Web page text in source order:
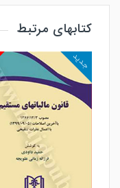
کتابهای مرتبط
جدید